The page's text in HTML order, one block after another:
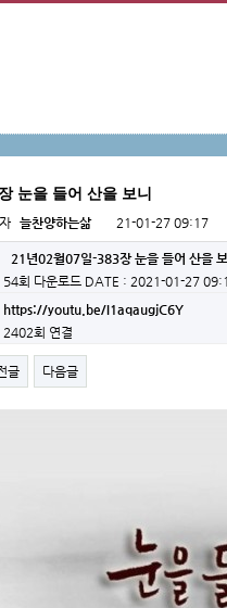
눈을 들어 산을 보니
늘찬양하는삶 21-01-27 09:17
21년02월07일-383장 눈을 들어 산을
54회 다운로드 DATE : 2021-01-27
https://youtu.be/I1aqaugjC6Y
2402회 연결
글 다음글